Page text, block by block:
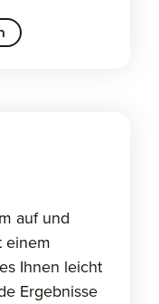
auf und
einem
Ihnen leicht
Ergebnisse